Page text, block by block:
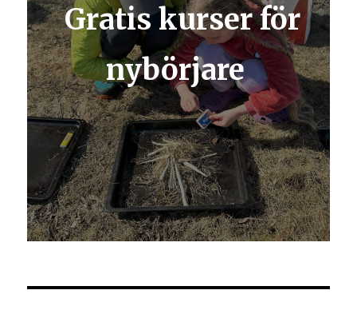
Gratis kurser för
nybörjare